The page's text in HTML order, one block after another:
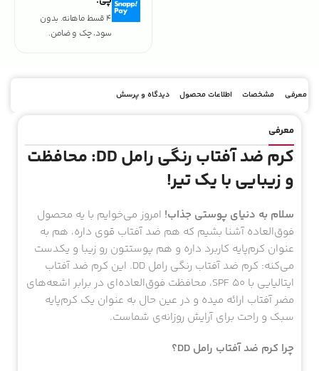
4 قسط ماهانه. بدون
سود، چک و ضامن.
معرفی مشخصات اطلاعات محصول دیدگاه و پرسش
معرفی
کرم ضد آفتاب رنگی رامل DD: محافظت
و زیبایی با یک تیر!
سلام به دنیای پوستی جذاب! امروز می‌خوایم با یه محصول
فوق‌العاده آشنا بشیم که هم ضد آفتاب قوی داره، هم به
عنوان کرم‌پایه کاربرد داره و هم پوستتون رو زیبا و یکدست
می‌کنه: کرم ضد آفتاب رنگی رامل DD. این کرم ضد آفتاب
ایتالیایی با SPF 50، محافظت فوق‌العاده‌ای در برابر اشعه‌های
مضر آفتاب ارائه میده و در عین حال به عنوان یک کرم‌پایه
سبک و راحت برای آرایش روزانه‌ی شماست.
چرا کرم ضد آفتاب رامل DD؟